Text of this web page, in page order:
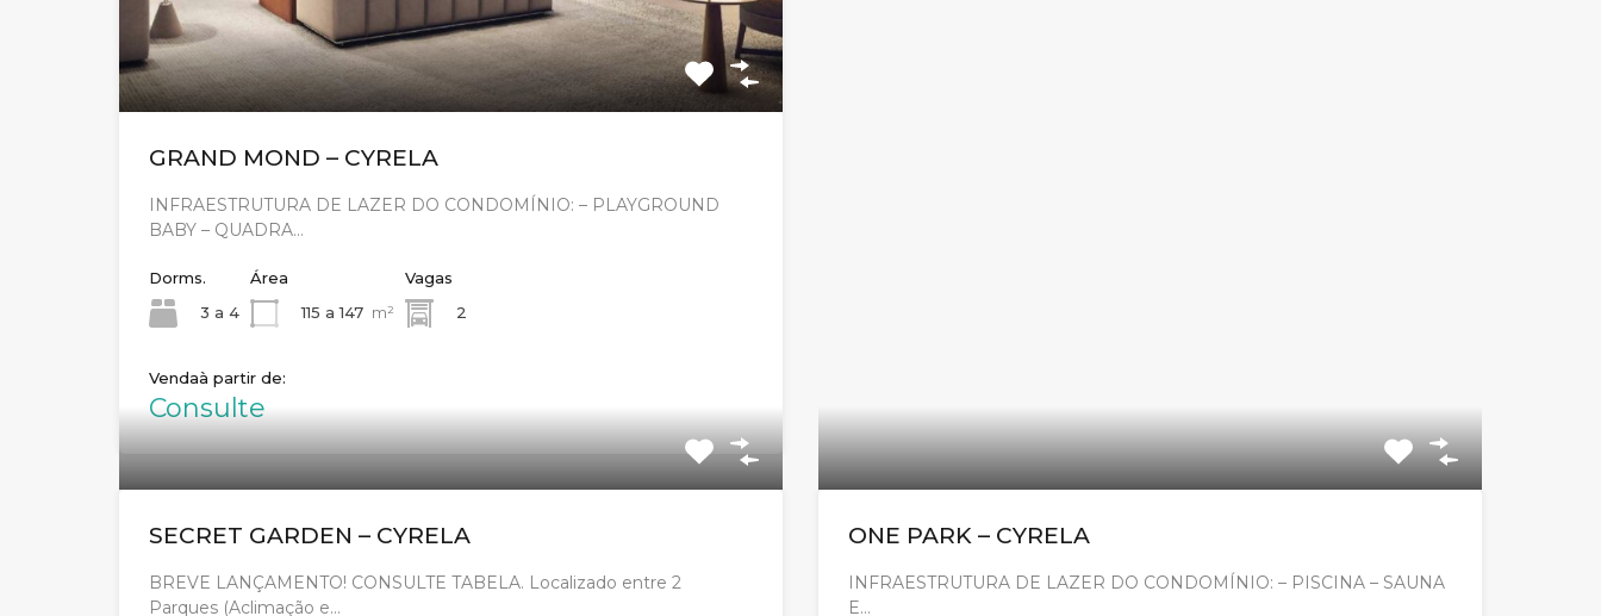
GRAND MOND – CYRELA
INFRAESTRUTURA DE LAZER DO CONDOMÍNIO: – PLAYGROUND
BABY – QUADRA…
Dorms.
3 a 4
Área
115 a 147 m²
Vagas
2
Venda
Consulte
SECRET GARDEN – CYRELA
BREVE LANÇAMENTO! CONSULTE TABELA. Localizado entre 2
Parques (Aclimação e…
ONE PARK – CYRELA
INFRAESTRUTURA DE LAZER DO CONDOMÍNIO: – PISCINA – SAUNA
E…